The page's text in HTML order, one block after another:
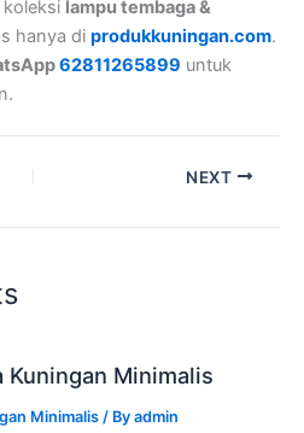
koleksi lampu tembaga &
hanya di produkkuningan.com.
62811265899 untuk
NEXT
Kuningan Minimalis
Minimalis / Byadmin